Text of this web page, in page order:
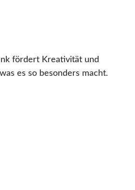
fördert Kreativität und
es so besonders macht.